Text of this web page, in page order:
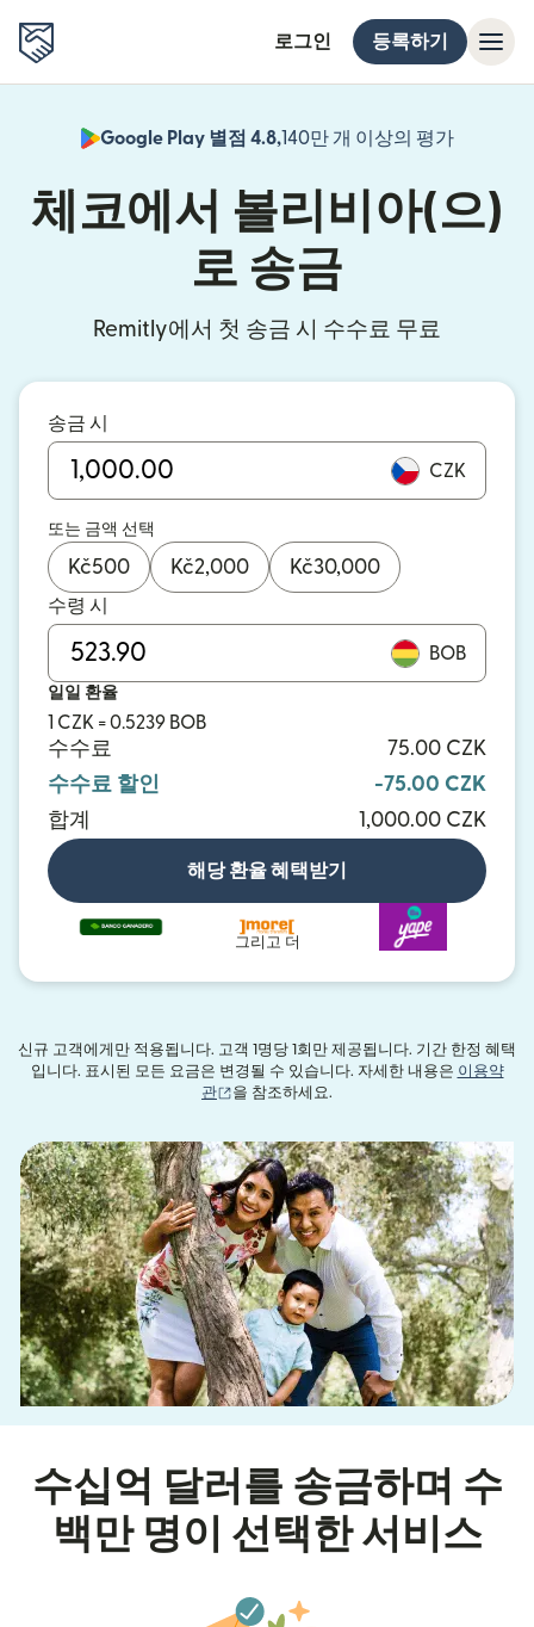
로그인 등록하기
Google Play 별점 4.8,140만 개 이상의 평가
체코에서 볼리비아(으)
로 송금
Remitly에서 첫 송금 시 수수료 무료
송금 시
CZK
또는 금액 선택
Kč500 Kč2,000 Kč30,000
수령 시
BOB
일일 환율
1 CZK = 0.5239 BOB
수수료
75.00 CZK
수수료 할인
-75.00 CZK
합계
1,000.00 CZK
해당 환율 혜택받기
그리고 더
신규 고객에게만 적용됩니다. 고객 1명당 1회만 제공됩니다. 기간 한정 혜택
입니다. 표시된 모든 요금은 변경될 수 있습니다. 자세한 내용은 이용약
관
(새 창에서 열림)
을 참조하세요.
수십억 달러를 송금하며 수
백만 명이 선택한 서비스